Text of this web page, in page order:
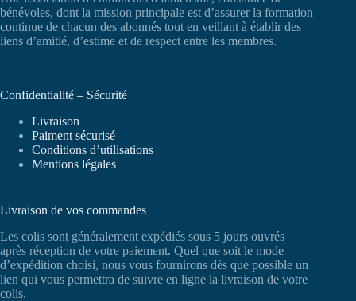
bénévoles, dont la mission principale est d’assurer la formation
continue de chacun des abonnés tout en veillant à établir des
liens d’amitié, d’estime et de respect entre les membres.
Confidentialité – Sécurité
Livraison
Paiment sécurisé
Conditions d’utilisations
Mentions légales
Livraison de vos commandes
Les colis sont généralement expédiés sous 5 jours ouvrés
après réception de votre paiement. Quel que soit le mode
d’expédition choisi, nous vous fournirons dès que possible un
lien qui vous permettra de suivre en ligne la livraison de votre
colis.